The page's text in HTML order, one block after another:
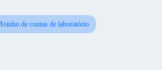
de contas de laboratório